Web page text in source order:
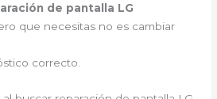
de pantalla LG
que necesitas no es cambiar
correcto.